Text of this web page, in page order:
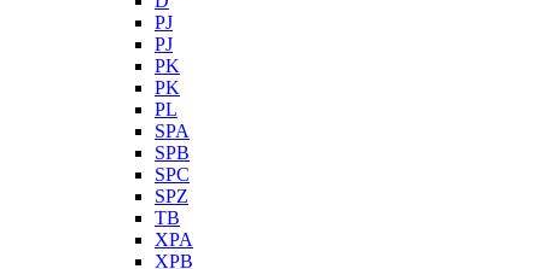
PJ
PJ
PK
PK
PL
SPA
SPB
SPC
SPZ
TB
XPA
XPB